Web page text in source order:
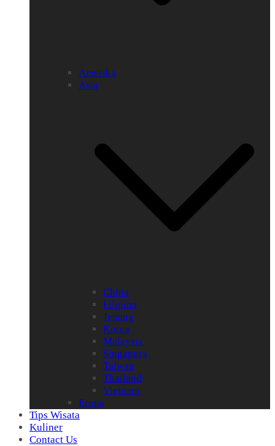
Amerika
Asia
China
Filipina
Jepang
Korea
Malaysia
Singapura
Taiwan
Thailand
Vietnam
Eropa
Tips Wisata
Kuliner
Contact Us